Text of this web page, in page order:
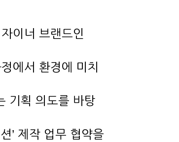
이너 브랜드인
에서 환경에 미치
기획 의도를 바탕
’ 제작 업무 협약을